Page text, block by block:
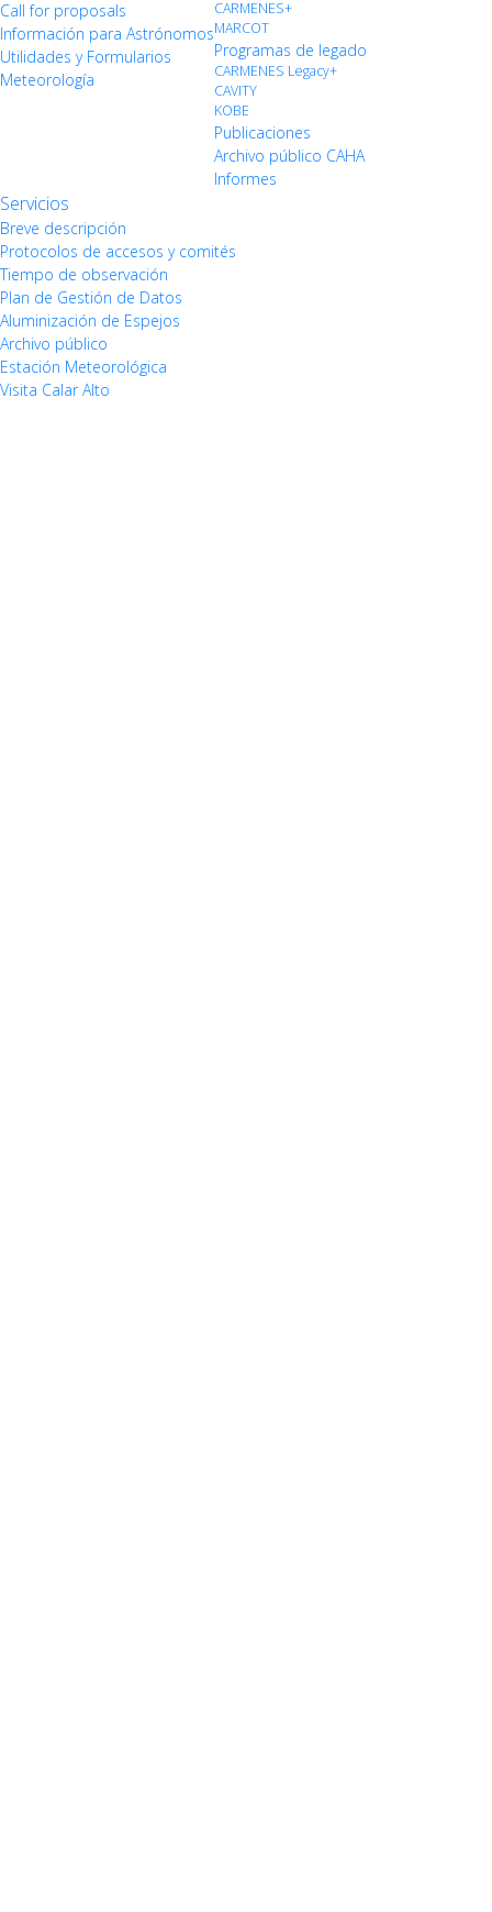
Call for proposals
Información para Astrónomos
Utilidades y Formularios
Meteorología
CARMENES+
MARCOT
Programas de legado
CARMENES Legacy+
CAVITY
KOBE
Publicaciones
Archivo público CAHA
Informes
Servicios
Breve descripción
Protocolos de accesos y comités
Tiempo de observación
Plan de Gestión de Datos
Aluminización de Espejos
Archivo público
Estación Meteorológica
Visita Calar Alto